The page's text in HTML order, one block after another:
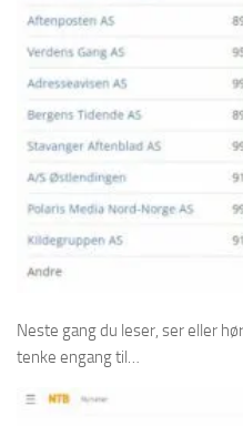
Neste gang du leser, ser eller
tenke engang til…